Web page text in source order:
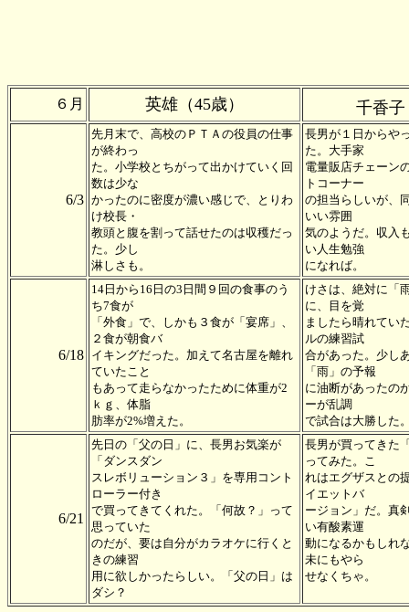
６月 英雄（45歳） 千香子
6/3
先月末で、高校のＰＴＡの役員の仕事
が終わっ
た。小学校とちがって出かけていく回
数は少な
かったのに密度が濃い感じで、とりわ
け校長・
教頭と腹を割って話せたのは収穫だっ
た。少し
淋しさも。
長男が１日からや
た。大手家
電量販店チェーン
トコーナー
の担当らしいが、
いい雰囲
気のようだ。収入
い人生勉強
になれば。
6/18
14日から16日の3日間９回の食事のう
ち7食が
「外食」で、しかも３食が「宴席」、
２食が朝食バ
イキングだった。加えて名古屋を離れ
ていたこと
もあって走らなかったために体重が2
ｋｇ、体脂
肪率が2%増えた。
けさは、絶対に「
に、目を覚
ましたら晴れてい
ルの練習試
合があった。少し
「雨」の予報
に油断があったの
ーが乱調
で試合は大勝した
6/21
先日の「父の日」に、長男お気楽が
「ダンスダン
スレボリューション３」を専用コント
ローラー付き
で買ってきてくれた。「何故？」って
思っていた
のだが、要は自分がカラオケに行くと
きの練習
用に欲しかったらしい。「父の日」は
ダシ？
長男が買ってきた
ってみた。こ
れはエグザスとの
イエットバ
ージョン」だ。真
い有酸素運
動になるかもしれ
未にもやら
せなくちゃ。